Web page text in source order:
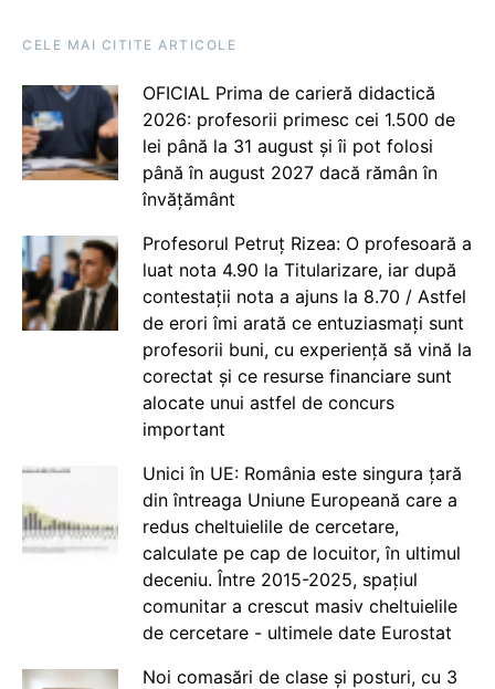
CELE MAI CITITE ARTICOLE
OFICIAL Prima de carieră didactică
2026: profesorii primesc cei 1.500 de
lei până la 31 august și îi pot folosi
până în august 2027 dacă rămân în
învățământ
Profesorul Petruț Rizea: O profesoară a
luat nota 4.90 la Titularizare, iar după
contestații nota a ajuns la 8.70 / Astfel
de erori îmi arată ce entuziasmați sunt
profesorii buni, cu experiență să vină la
corectat și ce resurse financiare sunt
alocate unui astfel de concurs
important
Unici în UE: România este singura țară
din întreaga Uniune Europeană care a
redus cheltuielile de cercetare,
calculate pe cap de locuitor, în ultimul
deceniu. Între 2015-2025, spațiul
comunitar a crescut masiv cheltuielile
de cercetare - ultimele date Eurostat
Noi comasări de clase și posturi, cu 3